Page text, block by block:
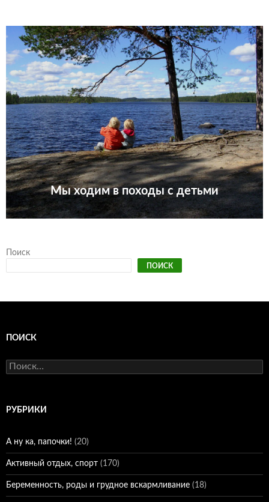
Мы ходим в походы с детьми
Поиск
ПОИСК
ПОИСК
Найти:
РУБРИКИ
А ну ка, папочки! (20)
Активный отдых, спорт (170)
Беременность, роды и грудное вскармливание (18)